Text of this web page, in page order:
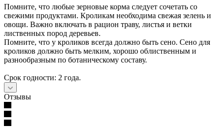
Помните, что любые зерновые корма следует сочетать со
свежими продуктами. Кроликам необходима свежая зелень и
овощи. Важно включать в рацион траву, листья и ветки
лиственных пород деревьев.
Помните, что у кроликов всегда должно быть сено. Сено для
кроликов должно быть мелким, хорошо облиственным и
разнообразным по ботаническому составу.
Срок годности: 2 года.
Отзывы